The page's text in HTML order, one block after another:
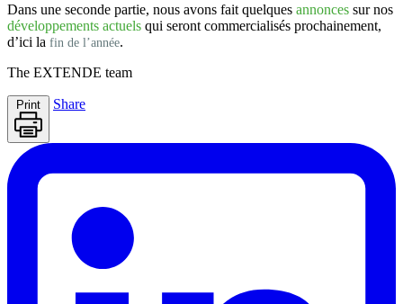
Dans une seconde partie, nous avons fait quelques annonces sur nos
développements actuels qui seront commercialisés prochainement,
d’ici la fin de l’année.
The EXTENDE team
Print Share